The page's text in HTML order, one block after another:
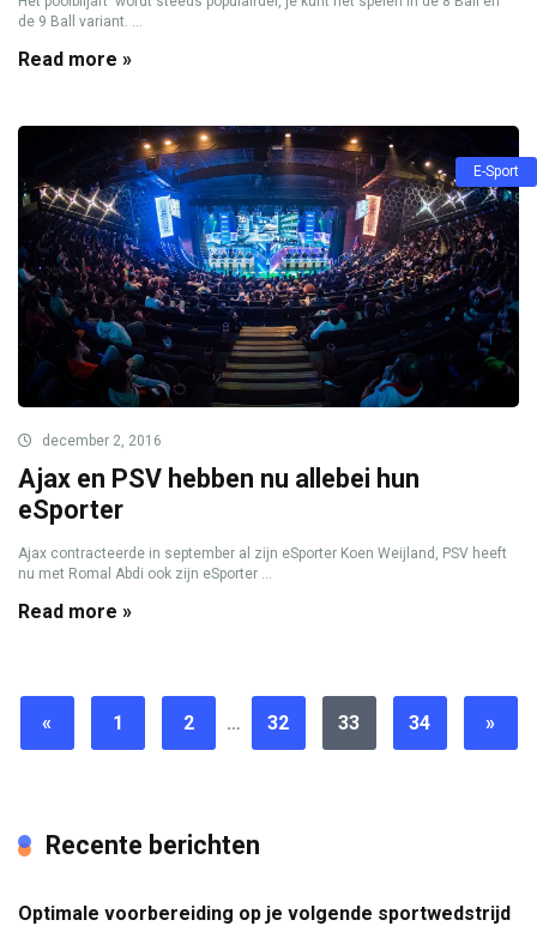
de 9 Ball variant. ...
Read more »
E-Sport
december 2, 2016
Ajax en PSV hebben nu allebei hun
eSporter
Ajax contracteerde in september al zijn eSporter Koen Weijland, PSV heeft
nu met Romal Abdi ook zijn eSporter ...
Read more »
« 1 2 … 32 33 34 »
Recente berichten
Optimale voorbereiding op je volgende sportwedstrijd